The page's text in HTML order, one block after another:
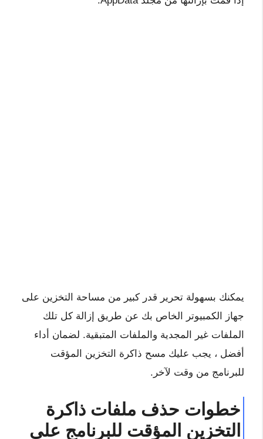
يمكنك بسهولة تحرير قدر كبير من مساحة التخزين على
جهاز الكمبيوتر الخاص بك عن طريق إزالة كل تلك
الملفات غير المجدية والملفات المتبقية. لضمان أداء
أفضل ، يجب عليك مسح ذاكرة التخزين المؤقت
للبرنامج من وقت لآخر.
خطوات حذف ملفات ذاكرة
التخزين المؤقت للبرنامج على